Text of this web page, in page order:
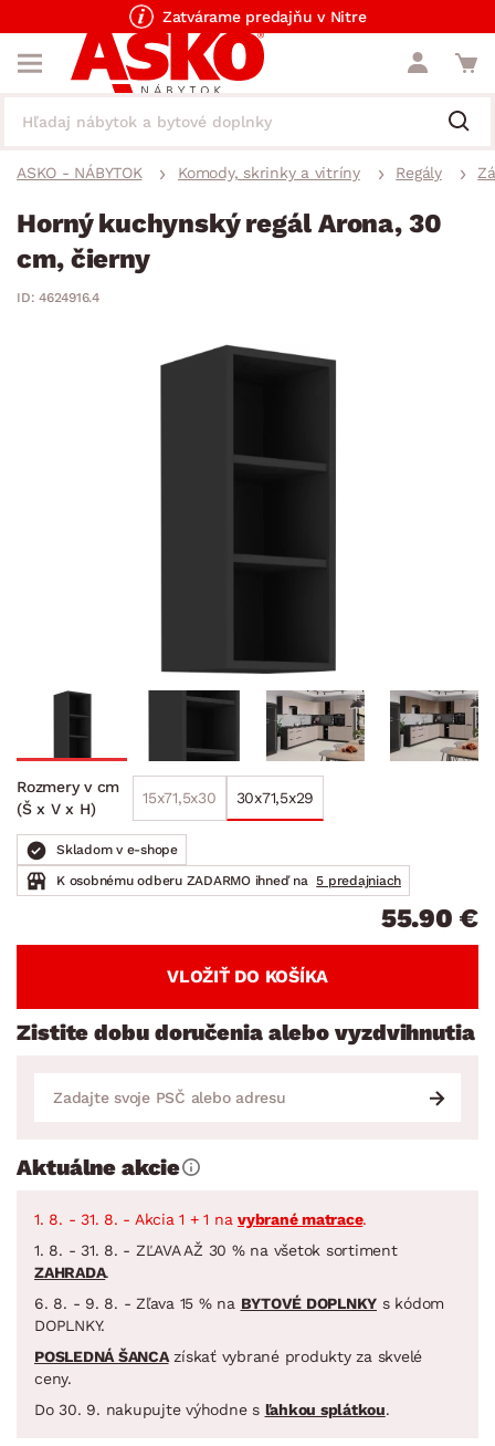
Zatvárame predajňu v Nitre
ASKO - NÁBYTOK Komody, skrinky a vitríny Regály
Horný kuchynský regál Arona, 30
cm, čierny
ID: 4624916.4
Rozmery v cm
(Š x V x H)
15x71,5x30 30x71,5x29
Skladom v e-shope
K osobnému odberu ZADARMO ihneď na 5 predajniach
55.90 €
VLOŽIŤ DO KOŠÍKA
Zistite dobu doručenia alebo vyzdvihnutia
Aktuálne akcie
1. 8. - 31. 8. - Akcia 1 + 1 na vybrané matrace.
1. 8. - 31. 8. - ZĽAVA AŽ 30 % na všetok sortiment
ZAHRADA.
6. 8. - 9. 8. - Zľava 15 % na BYTOVÉ DOPLNKY s kódom
DOPLNKY.
POSLEDNÁ ŠANCAzískať vybrané produkty za skvelé
ceny.
Do 30. 9. nakupujte výhodne s ľahkou splátkou.